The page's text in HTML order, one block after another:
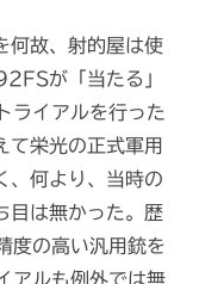
何故、射的屋は使
が「当たる」
ライアルを行った
栄光の正式軍用
、何より、当時の
は無かった。歴
度の高い汎用銃を
アルも例外では無